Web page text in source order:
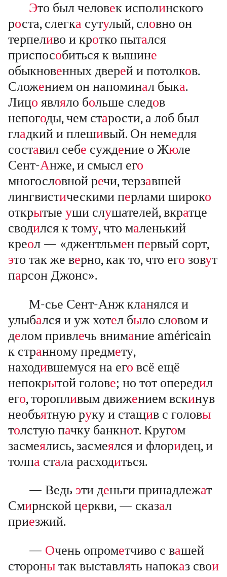
Это был человек исполинского
роста, слегка сутулый, словно он
терпеливо и кротко пытался
приспособиться к вышине
обыкновенных дверей и потолков.
Сложением он напоминал быка.
Лицо являло больше следов
непогоды, чем старости, а лоб был
гладкий и плешивый. Он немедля
составил себе суждение о Жюле
Сент-Анже, и смысл его
многословной речи, терзавшей
лингвистическими перлами широко
открытые уши слушателей, вкратце
сводился к тому, что маленький
креол — «джентльмен первый сорт,
это так же верно, как то, что его зовут
парсон Джонс».
М-сье Сент-Анж кланялся и
улыбался и уж хотел было словом и
делом привлечь внимание américain
к странному предмету,
находившемуся на его всё ещё
непокрытой голове; но тот опередил
его, торопливым движением вскинув
необъятную руку и стащив с головы
толстую пачку банкнот. Кругом
засмеялись, засмеялся и флоридец, и
толпа стала расходиться.
— Ведь эти деньги принадлежат
Смирнской церкви, — сказал
приезжий.
— Очень опрометчиво с вашей
стороны так выставлять напоказ свои